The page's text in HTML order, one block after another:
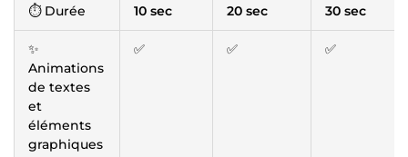
⏱ Durée 10 sec 20 sec 30 sec
✨
Animations
de textes
et
éléments
graphiques
✅ ✅ ✅